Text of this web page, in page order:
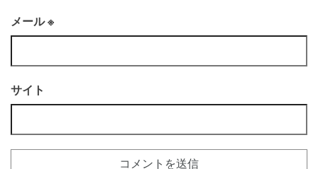
メール※
サイト